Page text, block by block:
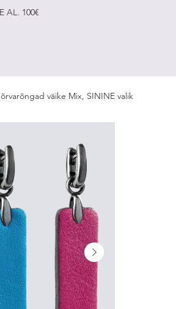
AL. 100€
väike Mix, SININE valik